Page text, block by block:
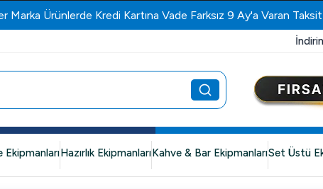
Marka Ürünlerde Kredi Kartına Vade Farksız 9 Ay'a Varan Taksit
EkipmanlarıHazırlık EkipmanlarıKahve & Bar EkipmanlarıSet Üstü